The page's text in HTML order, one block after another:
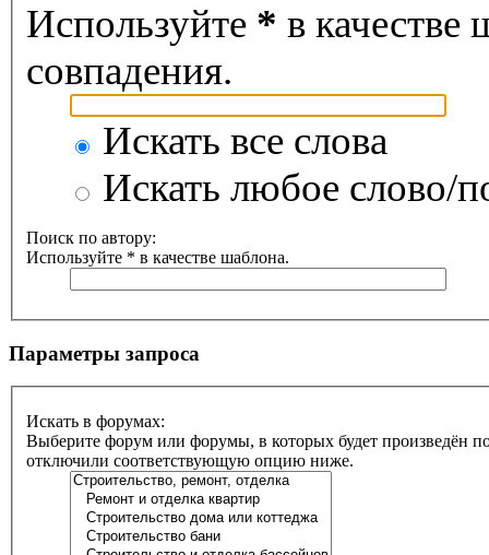
Используйте * в качестве
совпадения.
Искать все слова
Искать любое слово/
Поиск по автору:
Используйте * в качестве шаблона.
Параметры запроса
Искать в форумах:
Выберите форум или форумы, в которых будет произведён
отключили соответствующую опцию ниже.